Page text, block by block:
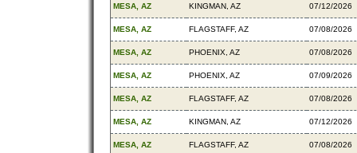
MESA, AZ KINGMAN, AZ 07/12/2026
MESA, AZ FLAGSTAFF, AZ 07/08/2026
MESA, AZ PHOENIX, AZ 07/08/2026
MESA, AZ PHOENIX, AZ 07/09/2026
MESA, AZ FLAGSTAFF, AZ 07/08/2026
MESA, AZ KINGMAN, AZ 07/12/2026
MESA, AZ FLAGSTAFF, AZ 07/08/2026